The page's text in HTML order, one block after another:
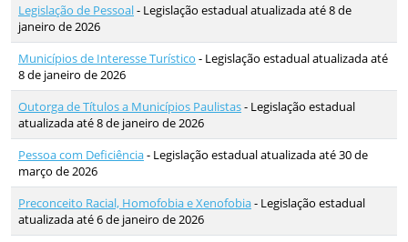
Legislação de Pessoal- Legislação estadual atualizada até 8 de
janeiro de 2026
Municípios de Interesse Turístico - Legislação estadual atualizada até
8 de janeiro de 2026
Outorga de Títulos a Municípios Paulistas- Legislação estadual
atualizada até 8 de janeiro de 2026
Pessoa com Deficiência- Legislação estadual atualizada até 30 de
março de 2026
Preconceito Racial, Homofobia e Xenofobia- Legislação estadual
atualizada até 6 de janeiro de 2026